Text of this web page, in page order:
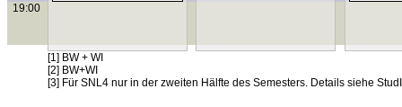
19:00
[1] BW + WI
[2] BW+WI
[3] Für SNL4 nur in der zweiten Hälfte des Semesters. Details siehe